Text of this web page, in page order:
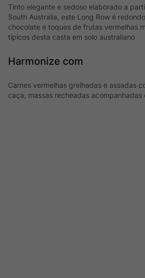
Tinto elegante e sedoso elaborado a
South Australia, este Long Row é
chocolate e toques de frutas vermelhas
típicos desta casta em solo australiano
Harmonize com
Carnes vermelhas grelhadas e assadas
caça, massas recheadas acompanhadas